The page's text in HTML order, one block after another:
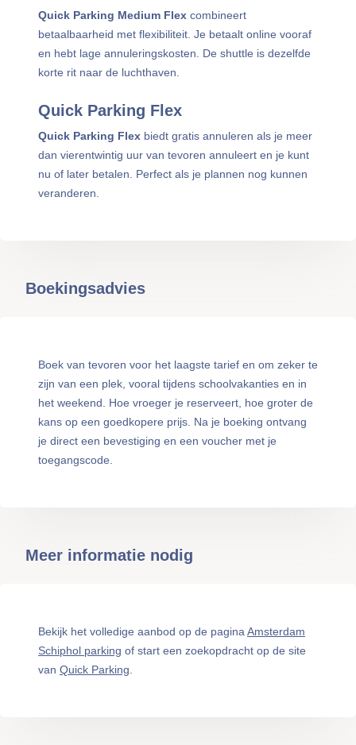
Quick Parking Medium Flex combineert
betaalbaarheid met flexibiliteit. Je betaalt online vooraf
en hebt lage annuleringskosten. De shuttle is dezelfde
korte rit naar de luchthaven.
Quick Parking Flex
Quick Parking Flex biedt gratis annuleren als je meer
dan vierentwintig uur van tevoren annuleert en je kunt
nu of later betalen. Perfect als je plannen nog kunnen
veranderen.
Boekingsadvies
Boek van tevoren voor het laagste tarief en om zeker te
zijn van een plek, vooral tijdens schoolvakanties en in
het weekend. Hoe vroeger je reserveert, hoe groter de
kans op een goedkopere prijs. Na je boeking ontvang
je direct een bevestiging en een voucher met je
toegangscode.
Meer informatie nodig
Bekijk het volledige aanbod op de pagina Amsterdam
Schiphol parking of start een zoekopdracht op de site
van Quick Parking